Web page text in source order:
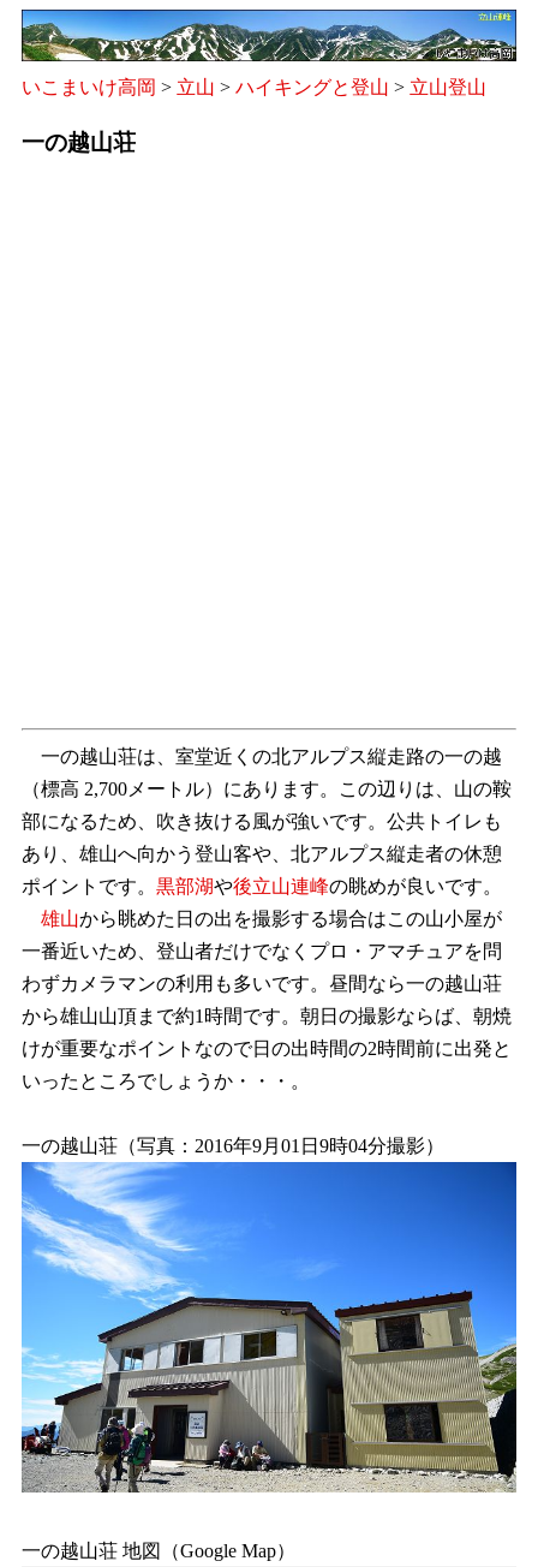
いこまいけ高岡 > 立山 > ハイキングと登山 > 立山登山
一の越山荘
一の越山荘は、室堂近くの北アルプス縦走路の一の越
（標高 2,700メートル）にあります。この辺りは、山の鞍
部になるため、吹き抜ける風が強いです。公共トイレも
あり、雄山へ向かう登山客や、北アルプス縦走者の休憩
ポイントです。 黒部湖や後立山連峰の眺めが良いです。
雄山から眺めた日の出を撮影する場合はこの山小屋が
一番近いため、登山者だけでなくプロ・アマチュアを問
わずカメラマンの利用も多いです。昼間なら一の越山荘
から雄山山頂まで約1時間です。朝日の撮影ならば、朝焼
けが重要なポイントなので日の出時間の2時間前に出発と
いったところでしょうか・・・。
一の越山荘（写真：2016年9月01日9時04分撮影）
一の越山荘 地図（Google Map）